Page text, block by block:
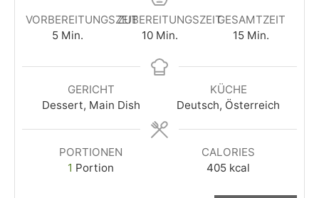
VORBEREITUNGSZEIT
5 Min.
ZUBEREITUNGSZEIT
10 Min.
GESAMTZEIT
15 Min.
GERICHT
Dessert, Main Dish
KÜCHE
Deutsch, Österreich
PORTIONEN
1 Portion
CALORIES
405 kcal